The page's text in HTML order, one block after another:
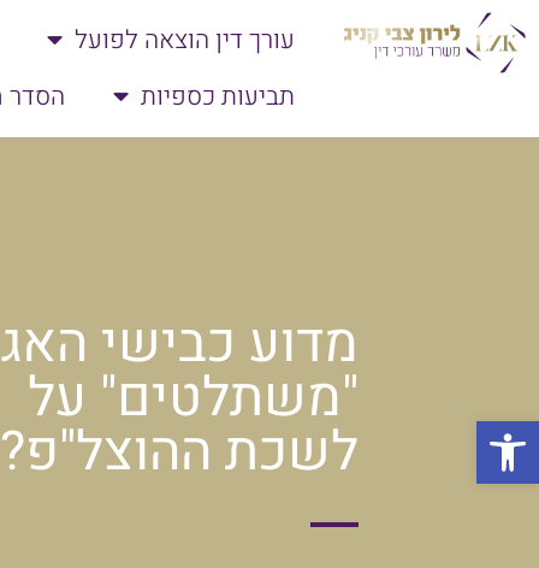
עורך דין הוצאה לפועל
תביעות כספיות
הסדר
מדוע כבישי
"משתלטים" על
לשכת ההוצל"פ?פתח סרגל נגישות